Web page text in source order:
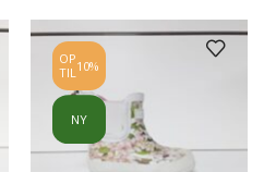
OP
TIL10%
NY